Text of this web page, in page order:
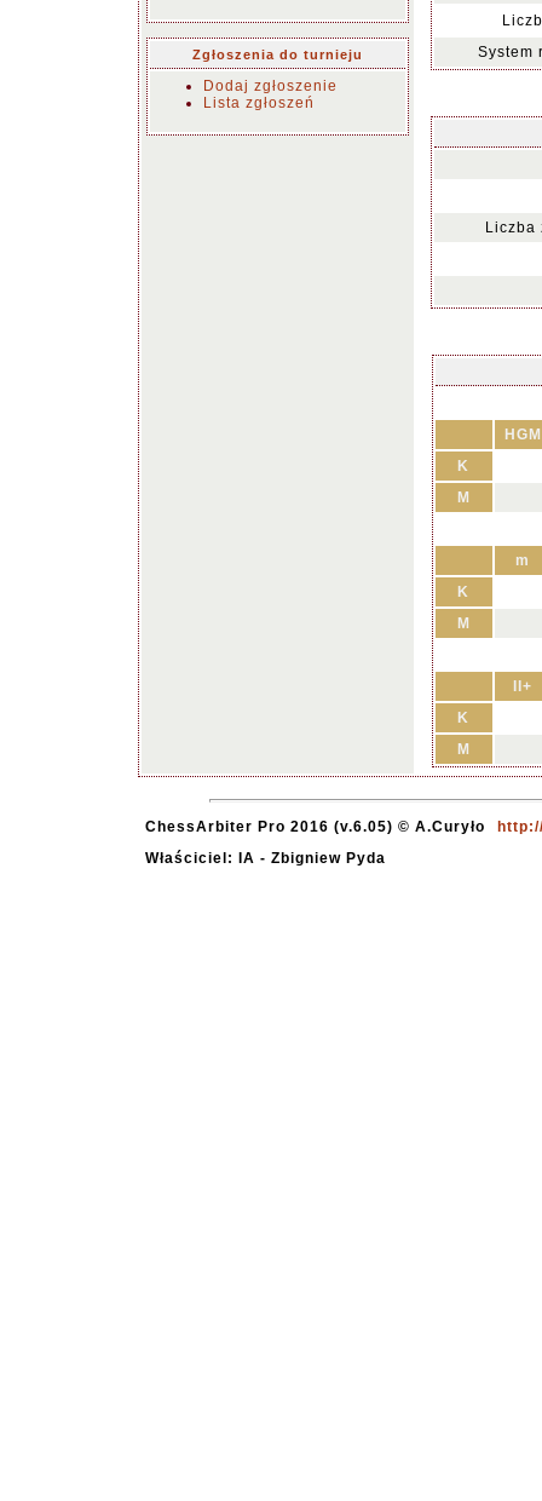
Zgłoszenia do turnieju
Dodaj zgłoszenie
Lista zgłoszeń
System
Liczba
HGM
K
M
m
K
M
II+
K
M
ChessArbiter Pro 2016 (v.6.05) © A.Curyło
Właściciel: IA - Zbigniew Pyda